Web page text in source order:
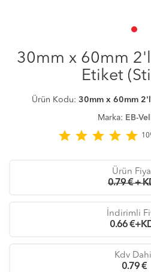
30mm x 60mm
Etiket
Ürün Kodu: 30mm x 60mm
Marka: EB-
star star star star star
Ürün
0.79 € +
İndirimli
0.66
Kdv Dahil
0.79€